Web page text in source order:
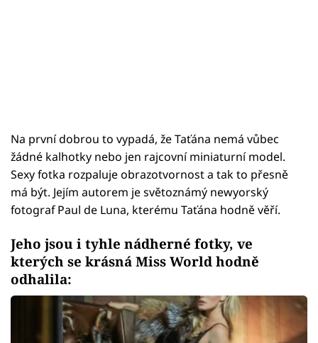
Na první dobrou to vypadá, že Taťána nemá vůbec
žádné kalhotky nebo jen rajcovní miniaturní model.
Sexy fotka rozpaluje obrazotvornost a tak to přesně
má být. Jejím autorem je světoznámý newyorský
fotograf Paul de Luna, kterému Taťána hodně věří.
Jeho jsou i tyhle nádherné fotky, ve
kterých se krásná Miss World hodně
odhalila: